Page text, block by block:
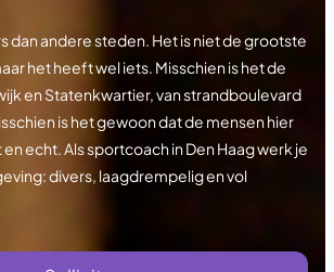
dan andere steden. Het is niet de grootste
het heeft wel iets. Misschien is het de
en Statenkwartier, van strandboulevard
is het gewoon dat de mensen hier
echt. Als sportcoach in Den Haag werk je
divers, laagdrempelig en vol